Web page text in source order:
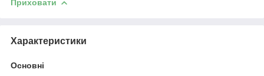
Приховати
Характеристики
Основні